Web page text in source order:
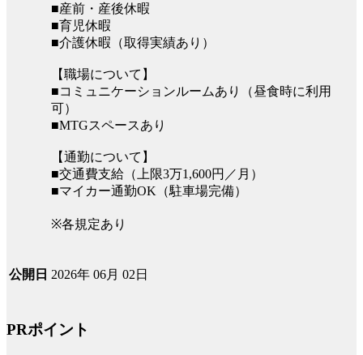
■産前・産後休暇
■育児休暇
■介護休暇（取得実績あり）
【職場について】
■コミュニケーションルームあり（昼食時に利用
可）
■MTGスペースあり
【通勤について】
■交通費支給（上限3万1,600円／月）
■マイカー通勤OK（駐車場完備）
※各規定あり
公開日 2026年 06月 02日
PRポイント